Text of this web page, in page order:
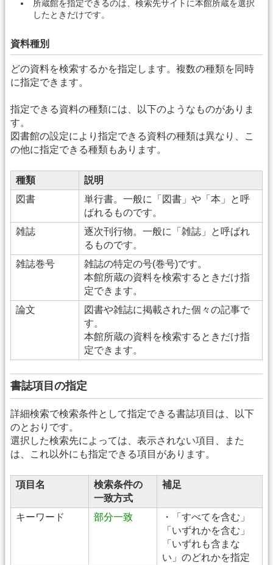
所蔵館を指定できるのは、検索先サイトに本館所蔵を選択
したときだけです。
資料種別
どの資料を検索するかを指定します。複数の種類を同時
に指定できます。
指定できる資料の種類には、以下のようなものがありま
す。
図書館の設定により指定できる資料の種類は異なり、こ
の他に指定できる種類もあります。
種類
説明
図書
単行書。一般に「図書」や「本」と呼
ばれるものです。
雑誌
逐次刊行物。一般に「雑誌」と呼ばれ
るものです。
雑誌巻号
雑誌の特定の号(巻号)です。
本館所蔵の資料を検索するときだけ指
定できます。
論文
図書や雑誌に掲載された個々の記事で
す。
本館所蔵の資料を検索するときだけ指
定できます。
書誌項目の指定
詳細検索で検索条件として指定できる書誌項目は、以下
のとおりです。
選択した検索先によっては、表示されない項目、また
は、これ以外にも指定できる項目があります。
項目名
検索条件の
一致方式
補足
キーワード 部分一致
・「すべてを含む」
「いずれかを含む」
「いずれも含まな
い」のどれかを指定